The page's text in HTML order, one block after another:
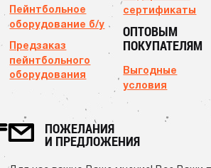
Пейнтбольное
оборудование б/у
Предзаказ
пейнтбольного
оборудования
сертификаты
ОПТОВЫМ
ПОКУПАТЕЛЯМ
Выгодные
условия
ПОЖЕЛАНИЯ
И ПРЕДЛОЖЕНИЯ